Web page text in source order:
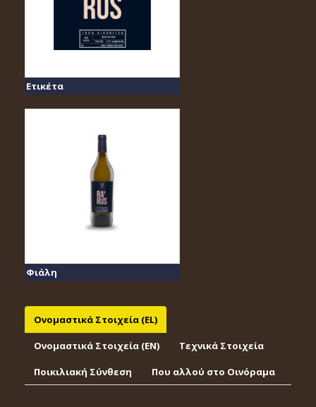
Ετικέτα
Φιάλη
Ονομαστικά Στοιχεία (EL)
Ονομαστικά Στοιχεία (EΝ) Τεχνικά Στοιχεία
Ποικιλιακή Σύνθεση Που αλλού στο Οινόραμα